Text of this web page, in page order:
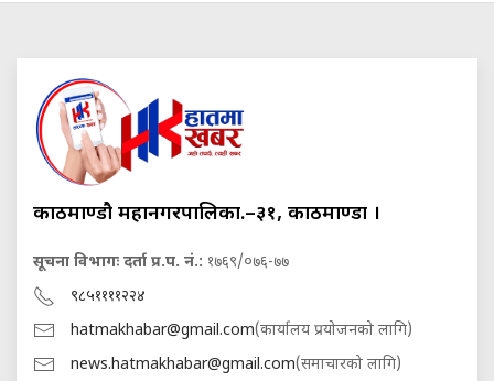
काठमाण्डौ महानगरपालिका.–३१, काठमाण्डौं ।
सूचना विभागः दर्ता प्र.प. नं.: १७६९/०७६-७७
९८५११११२२४
hatmakhabar@gmail.com(कार्यालय प्रयोजनको लागि)
news.hatmakhabar@gmail.com(समाचारको लागि)